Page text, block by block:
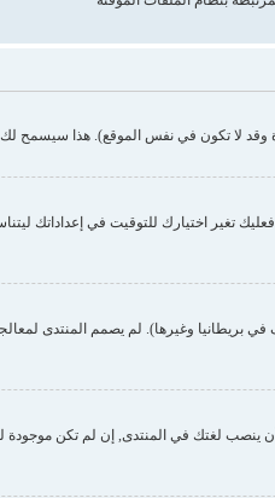
لا تكون في نفس الموقع). هذا سيسمح لك
اختيارك للتوقيت في إعداداتك
وغيرها). لم يصمم المنتدى